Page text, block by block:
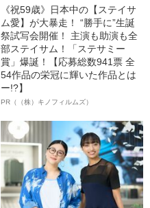
《祝59歳》日本中の【ステイサ
ム愛】が大暴走！ “勝手に”生誕
祭試写会開催！ 主演も助演も全
部ステイサム！「ステサミー
賞」爆誕！【応募総数941票 全
54作品の栄冠に輝いた作品とは
ー!?】
PR（（株）キノフィルムズ）